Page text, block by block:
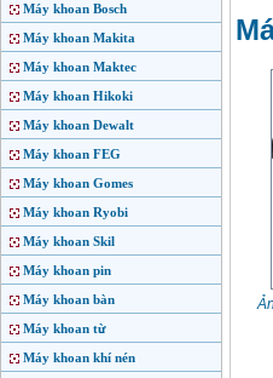
Máy khoan Bosch
Máy khoan Makita
Máy khoan Maktec
Máy khoan Hikoki
Máy khoan Dewalt
Máy khoan FEG
Máy khoan Gomes
Máy khoan Ryobi
Máy khoan Skil
Máy khoan pin
Máy khoan bàn
Máy khoan từ
Máy khoan khí nén